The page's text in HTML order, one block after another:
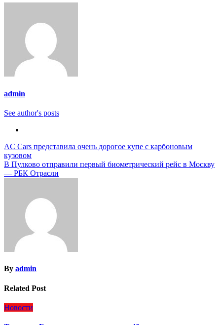
admin
See author's posts
Навигация
по
записям
AC Cars представила очень дорогое купе с карбоновым
кузовом
В Пулково отправили первый биометрический рейс в Москву
— РБК Отрасли
By admin
Related Post
Новости